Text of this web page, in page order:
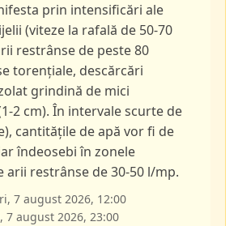
prin intensificări ale
(viteze la rafală de 50-70
restrânse de peste 80
torențiale, descărcări
grindină de mici
2 cm). În intervale scurte de
cantitățile de apă vor fi de
îndeosebi în zonele
arii restrânse de 30-50 l/mp.
7 august 2026, 12:00
7 august 2026, 23:00